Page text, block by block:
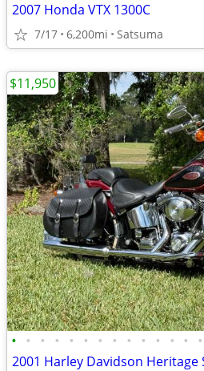
2007 Honda VTX 1300C
7/17 6,200mi Satsuma
• • • • • • • • • • • • • •
$11,950